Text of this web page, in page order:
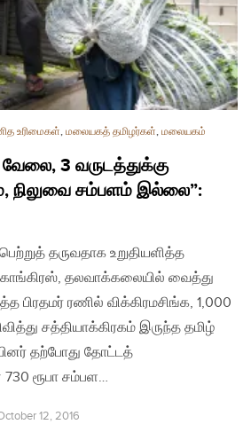
உரிமைகள், மலையகத் தமிழர்கள், மலையகம்
வேலை, 3 வருடத்துக்கு
நிலுவை சம்பளம் இல்லை”:
தருவதாக உறுதியளித்த
தலவாக்கலையில் வைத்து
பிரதமர் ரணில் விக்கிரமசிங்க, 1,000
சத்தியாக்கிரகம் இருந்த தமிழ்
தற்போது தோட்டத்
ரூபா சம்பள…
12, 2016